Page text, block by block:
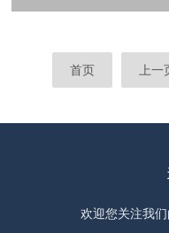
首页 上一
欢迎您关注我